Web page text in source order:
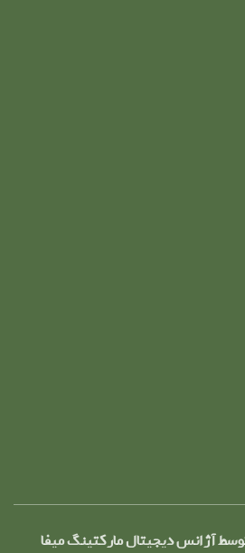
آژانس دیجیتال مارکتینگ میفا